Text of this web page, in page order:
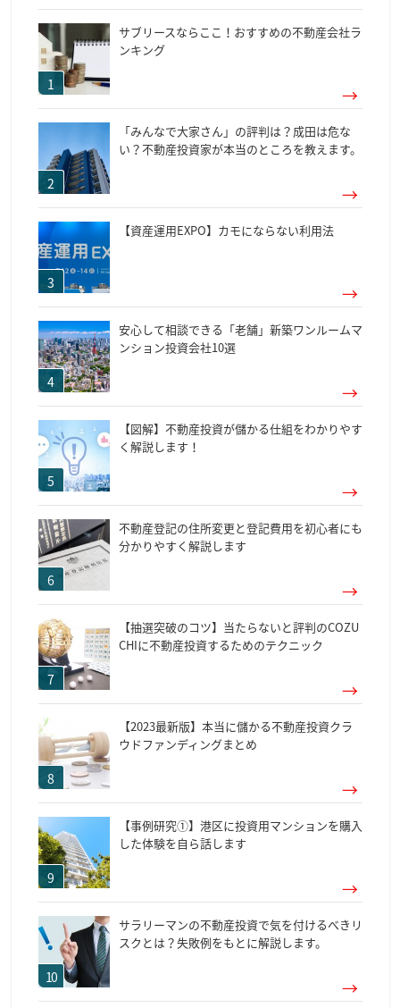
サブリースならここ！おすすめの不動産会社ラ
ンキング
「みんなで大家さん」の評判は？成田は危な
い？不動産投資家が本当のところを教えます。
【資産運用EXPO】カモにならない利用法
安心して相談できる「老舗」新築ワンルームマ
ンション投資会社10選
【図解】不動産投資が儲かる仕組をわかりやす
く解説します！
不動産登記の住所変更と登記費用を初心者にも
分かりやすく解説します
【抽選突破のコツ】当たらないと評判のCOZU
CHIに不動産投資するためのテクニック
【2023最新版】本当に儲かる不動産投資クラ
ウドファンディングまとめ
【事例研究①】港区に投資用マンションを購入
した体験を自ら話します
サラリーマンの不動産投資で気を付けるべきリ
スクとは？失敗例をもとに解説します。